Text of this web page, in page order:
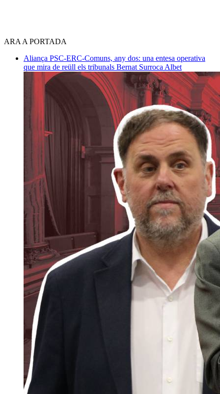
ARA A PORTADA
Aliança PSC-ERC-Comuns, any dos: una entesa operativa
que mira de reüll els tribunals Bernat Surroca Albet